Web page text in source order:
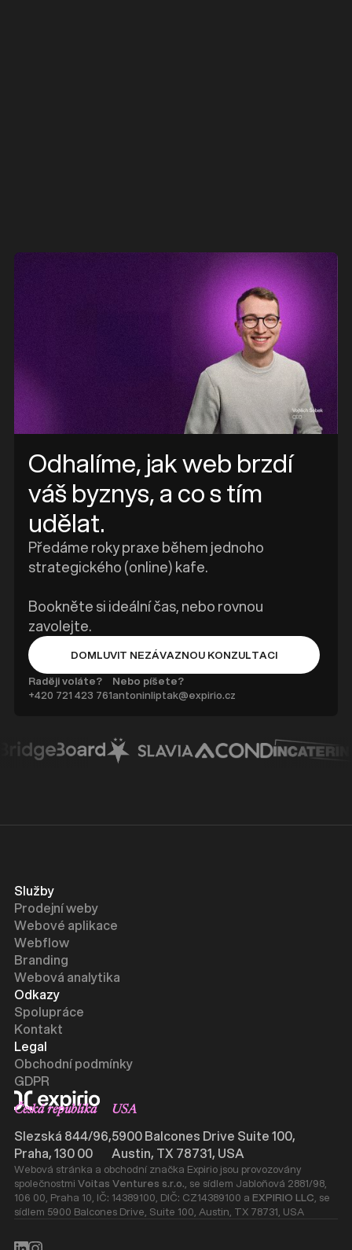
Odhalíme, jak web brzdí
váš byznys, a co s tím
udělat.
Předáme roky praxe během jednoho
strategického (online) kafe.
Bookněte si ideální čas, nebo rovnou
zavolejte.
DOMLUVIT NEZÁVAZNOU KONZULTACI
Raději voláte?
+420 ‭721 423 761
Nebo píšete?
antoninliptak@expirio.cz
Česká republika
Slezská 844/96,
Praha, 130 00
USA
5900 Balcones Drive Suite 100,
Austin, TX 78731, USA
Webová stránka a obchodní značka Expirio jsou provozovány
společnostmi Voitas Ventures s.r.o., se sídlem Jabloňová 2881/98,
106 00, Praha 10, IČ: 14389100, DIČ: CZ14389100 a EXPIRIO LLC, se
sídlem 5900 Balcones Drive, Suite 100, Austin, TX 78731, USA
Služby
Prodejní weby
Webové aplikace
Webflow
Branding
Webová analytika
Odkazy
Spolupráce
Kontakt
Legal
Obchodní podmínky
GDPR